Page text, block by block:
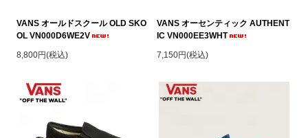
VANS オールドスクール OLD SKO
OL VN000D6WE2V
8,800円(税込)
VANS オーセンティック AUTHENT
IC VN000EE3WHT
7,150円(税込)